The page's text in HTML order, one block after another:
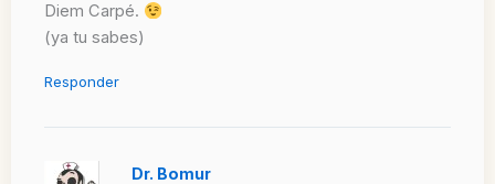
Diem Carpé.
(ya tu sabes)
Responder
Dr. Bomur